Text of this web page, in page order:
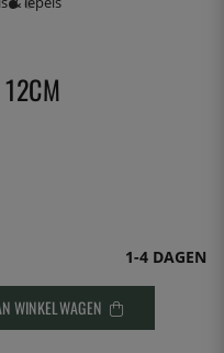
1-4 DAGEN
WINKELWAGEN